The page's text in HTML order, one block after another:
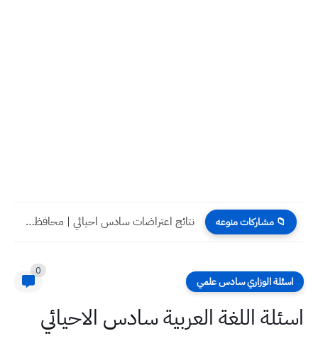
📁 مشاركات منوعه نتائج اعتراضات سادس احيائي | محافظة واسط | الدور الاول...
اسئلة الوزاري سادس علمي
0
اسئلة اللغة العربية سادس الاحيائي